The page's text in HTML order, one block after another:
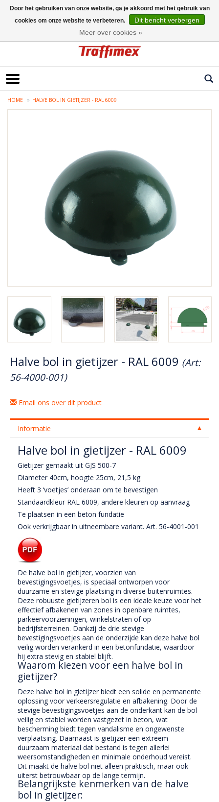
HOME HALVE BOL IN GIETIJZER - RAL 6009
Halve bol in gietijzer - RAL 6009 (Art:
56-4000-001)
Email ons over dit product
Informatie
Halve bol in gietijzer - RAL 6009
Gietijzer gemaakt uit GJS 500-7
Diameter 40cm, hoogte 25cm, 21,5 kg
Heeft 3 ‘voetjes’ onderaan om te bevestigen
Standaardkleur RAL 6009, andere kleuren op aanvraag
Te plaatsen in een beton fundatie
Ook verkrijgbaar in uitneembare variant. Art. 56-4001-001
De halve bol in gietijzer, voorzien van
bevestigingsvoetjes, is speciaal ontworpen voor
duurzame en stevige plaatsing in diverse buitenruimtes.
Deze robuuste gietijzeren bol is een ideale keuze voor het
effectief afbakenen van zones in openbare ruimtes,
parkeervoorzieningen, winkelstraten of op
bedrijfsterreinen. Dankzij de drie stevige
bevestigingsvoetjes aan de onderzijde kan deze halve bol
veilig worden verankerd in een betonfundatie, waardoor
hij extra stevig en stabiel blijft.
Waarom kiezen voor een halve bol in
gietijzer?
Deze halve bol in gietijzer biedt een solide en permanente
oplossing voor verkeersregulatie en afbakening. Door de
stevige bevestigingsvoetjes aan de onderkant kan de bol
veilig en stabiel worden vastgezet in beton, wat
bescherming biedt tegen vandalisme en ongewenste
verplaatsing. Daarnaast is gietijzer een extreem
duurzaam materiaal dat bestand is tegen allerlei
weersomstandigheden en minimale onderhoud vereist.
Dit maakt de halve bol niet alleen praktisch, maar ook
uiterst betrouwbaar op de lange termijn.
Belangrijkste kenmerken van de halve
bol in gietijzer:
Door het gebruiken van onze website, ga je akkoord met het gebruik van
cookies om onze website te verbeteren.
Dit bericht verbergen
Meer over cookies »